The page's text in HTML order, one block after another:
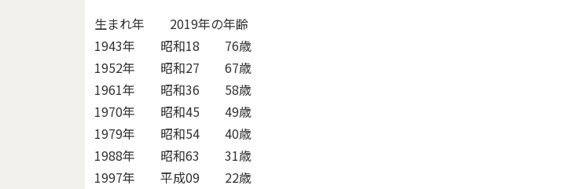
生まれ年 2019年の年齢
1943年 昭和18 76歳
1952年 昭和27 67歳
1961年 昭和36 58歳
1970年 昭和45 49歳
1979年 昭和54 40歳
1988年 昭和63 31歳
1997年 平成09 22歳